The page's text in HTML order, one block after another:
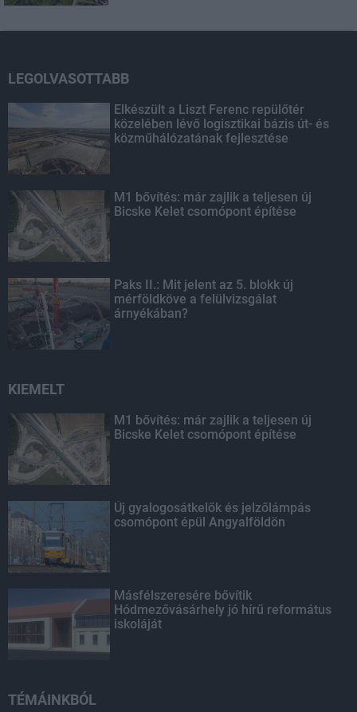
LEGOLVASOTTABB
Elkészült a Liszt Ferenc repülőtér
közelében lévő logisztikai bázis út- és
közműhálózatának fejlesztése
M1 bővítés: már zajlik a teljesen új
Bicske Kelet csomópont építése
Paks II.: Mit jelent az 5. blokk új
mérföldköve a felülvizsgálat
árnyékában?
KIEMELT
M1 bővítés: már zajlik a teljesen új
Bicske Kelet csomópont építése
Új gyalogosátkelők és jelzőlámpás
csomópont épül Angyalföldön
Másfélszeresére bővítik
Hódmezővásárhely jó hírű református
iskoláját
TÉMÁINKBÓL